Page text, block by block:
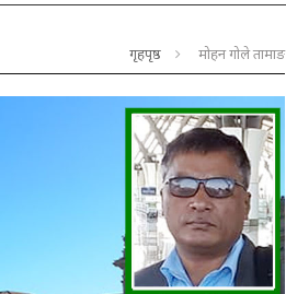
गृहपृष्ठ मोहन गोले तामाङ